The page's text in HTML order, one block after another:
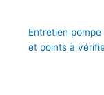
Entretien
et points à